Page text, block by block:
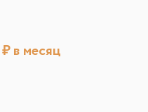
₽ в месяц